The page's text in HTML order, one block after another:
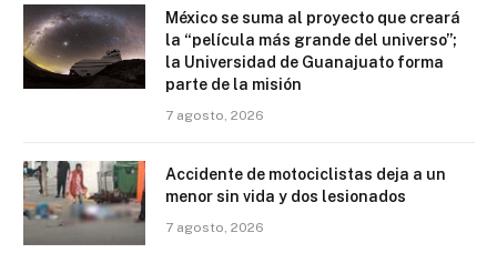
México se suma al proyecto que creará
la “película más grande del universo”;
la Universidad de Guanajuato forma
parte de la misión
7 agosto, 2026
Accidente de motociclistas deja a un
menor sin vida y dos lesionados
7 agosto, 2026